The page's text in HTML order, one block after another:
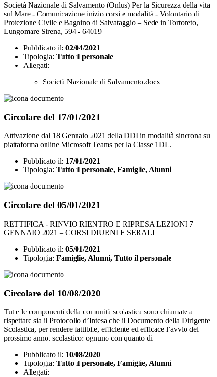
Società Nazionale di Salvamento (Onlus) Per la Sicurezza della vita
sul Mare - Comunicazione inizio corsi e modalità - Volontario di
Protezione Civile e Bagnino di Salvataggio – Sede in Tortoreto,
Lungomare Sirena, 594 - 64019
Pubblicato il: 02/04/2021
Tipologia: Tutto il personale
Allegati:
Società Nazionale di Salvamento.docx
Circolare del 17/01/2021
Attivazione dal 18 Gennaio 2021 della DDI in modalità sincrona su
piattaforma online Microsoft Teams per la Classe 1DL.
Pubblicato il: 17/01/2021
Tipologia: Tutto il personale, Famiglie, Alunni
Circolare del 05/01/2021
RETTIFICA - RINVIO RIENTRO E RIPRESA LEZIONI 7
GENNAIO 2021 – CORSI DIURNI E SERALI
Pubblicato il: 05/01/2021
Tipologia: Famiglie, Alunni, Tutto il personale
Circolare del 10/08/2020
Tutte le componenti della comunità scolastica sono chiamate a
rispettare sia il Protocollo d’Intesa che il Documento della Dirigente
Scolastica, per rendere fattibile, efficiente ed efficace l’avvio del
prossimo anno. scolastico: ognuno con quanto di
Pubblicato il: 10/08/2020
Tipologia: Tutto il personale, Famiglie, Alunni
Allegati: